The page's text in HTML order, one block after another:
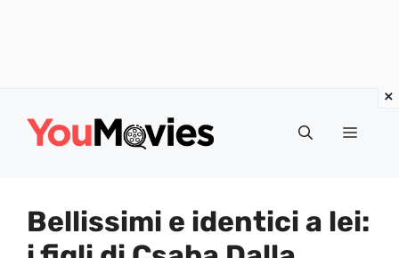
Menu
Bellissimi e identici a lei: